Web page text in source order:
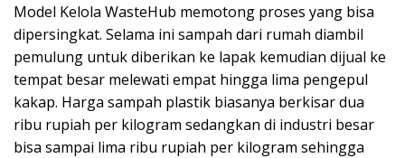
Model Kelola WasteHub memotong proses yang bisa
dipersingkat. Selama ini sampah dari rumah diambil
pemulung untuk diberikan ke lapak kemudian dijual ke
tempat besar melewati empat hingga lima pengepul
kakap. Harga sampah plastik biasanya berkisar dua
ribu rupiah per kilogram sedangkan di industri besar
bisa sampai lima ribu rupiah per kilogram sehingga